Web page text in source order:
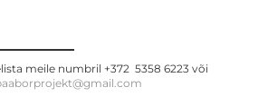
meile numbril +372 5358 6223 või